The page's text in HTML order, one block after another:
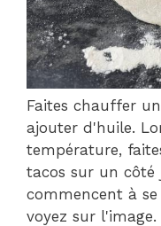
Faites chauffer
ajouter d'huile.
température,
tacos sur un côté
commencent à
voyez sur